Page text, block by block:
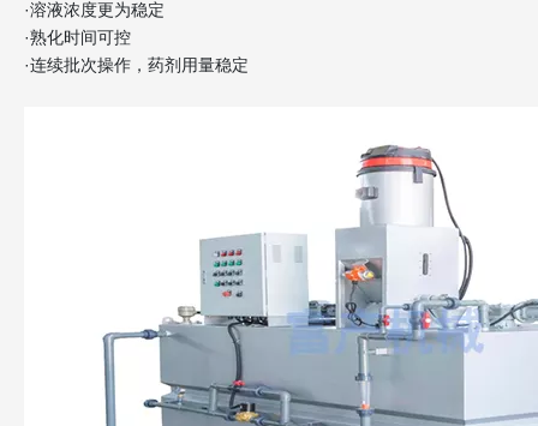
·溶液浓度更为稳定
·熟化时间可控
·连续批次操作，药剂用量稳定